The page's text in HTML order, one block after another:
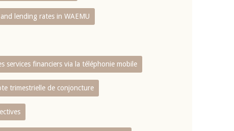
lending rates in WAEMU
services financiers via la téléphonie mobile
trimestrielle de conjoncture